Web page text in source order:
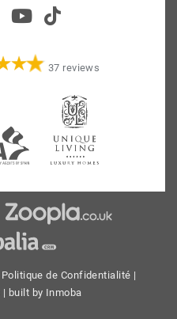
37 reviews
Politique de Confidentialité |
| built by Inmoba